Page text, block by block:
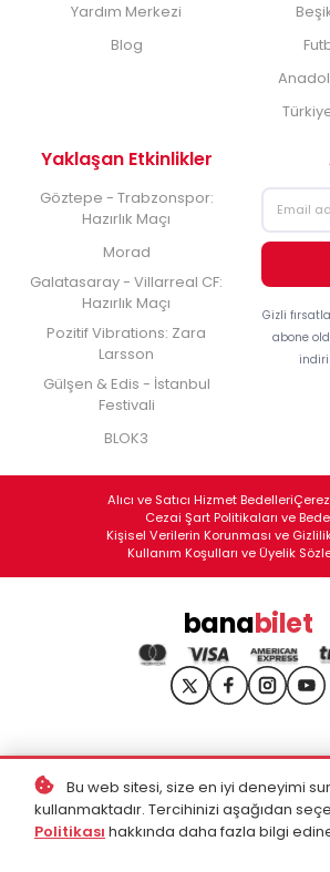
Yardım Merkezi
Blog
Yaklaşan Etkinlikler
Göztepe - Trabzonspor:
Hazırlık Maçı
Morad
Galatasaray - Villarreal CF:
Hazırlık Maçı
Pozitif Vibrations: Zara
Larsson
Gülşen & Edis - İstanbul
Festivali
BLOK3
Gizli
abone
Alıcı ve Satıcı Hizmet Bedelleri
Cezai Şart Politikaları ve
Kişisel Verilerin Korunması ve
Kullanım Koşulları ve Üyelik
banabilet
Bu web sitesi, size en iyi deneyimi
kullanmaktadır. Tercihinizi aşağıdan
Politikası hakkında daha fazla bilgi